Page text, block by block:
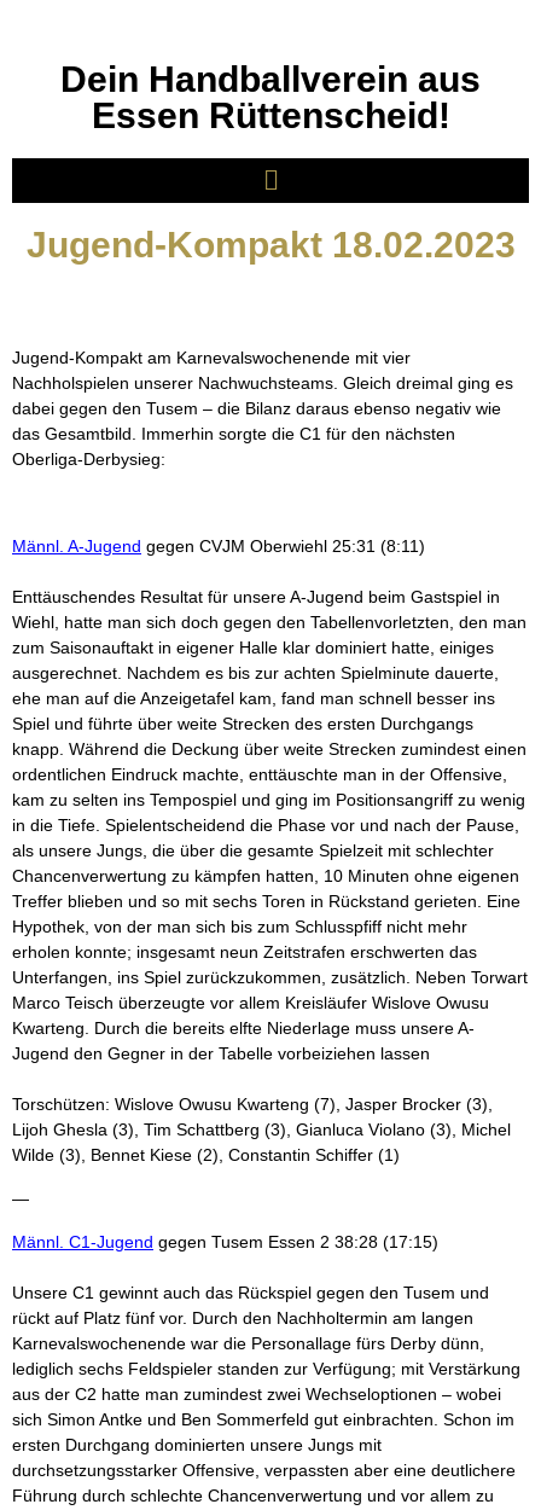
Dein Handballverein aus
Essen Rüttenscheid!
Jugend-Kompakt 18.02.2023
Jugend-Kompakt am Karnevalswochenende mit vier
Nachholspielen unserer Nachwuchsteams. Gleich dreimal ging es
dabei gegen den Tusem – die Bilanz daraus ebenso negativ wie
das Gesamtbild. Immerhin sorgte die C1 für den nächsten
Oberliga-Derbysieg:
Männl. A-Jugend gegen CVJM Oberwiehl 25:31 (8:11)
Enttäuschendes Resultat für unsere A-Jugend beim Gastspiel in
Wiehl, hatte man sich doch gegen den Tabellenvorletzten, den man
zum Saisonauftakt in eigener Halle klar dominiert hatte, einiges
ausgerechnet. Nachdem es bis zur achten Spielminute dauerte,
ehe man auf die Anzeigetafel kam, fand man schnell besser ins
Spiel und führte über weite Strecken des ersten Durchgangs
knapp. Während die Deckung über weite Strecken zumindest einen
ordentlichen Eindruck machte, enttäuschte man in der Offensive,
kam zu selten ins Tempospiel und ging im Positionsangriff zu wenig
in die Tiefe. Spielentscheidend die Phase vor und nach der Pause,
als unsere Jungs, die über die gesamte Spielzeit mit schlechter
Chancenverwertung zu kämpfen hatten, 10 Minuten ohne eigenen
Treffer blieben und so mit sechs Toren in Rückstand gerieten. Eine
Hypothek, von der man sich bis zum Schlusspfiff nicht mehr
erholen konnte; insgesamt neun Zeitstrafen erschwerten das
Unterfangen, ins Spiel zurückzukommen, zusätzlich. Neben Torwart
Marco Teisch überzeugte vor allem Kreisläufer Wislove Owusu
Kwarteng. Durch die bereits elfte Niederlage muss unsere A-
Jugend den Gegner in der Tabelle vorbeiziehen lassen
Torschützen: Wislove Owusu Kwarteng (7), Jasper Brocker (3),
Lijoh Ghesla (3), Tim Schattberg (3), Gianluca Violano (3), Michel
Wilde (3), Bennet Kiese (2), Constantin Schiffer (1)
—
Männl. C1-Jugend gegen Tusem Essen 2 38:28 (17:15)
Unsere C1 gewinnt auch das Rückspiel gegen den Tusem und
rückt auf Platz fünf vor. Durch den Nachholtermin am langen
Karnevalswochenende war die Personallage fürs Derby dünn,
lediglich sechs Feldspieler standen zur Verfügung; mit Verstärkung
aus der C2 hatte man zumindest zwei Wechseloptionen – wobei
sich Simon Antke und Ben Sommerfeld gut einbrachten. Schon im
ersten Durchgang dominierten unsere Jungs mit
durchsetzungsstarker Offensive, verpassten aber eine deutlichere
Führung durch schlechte Chancenverwertung und vor allem zu